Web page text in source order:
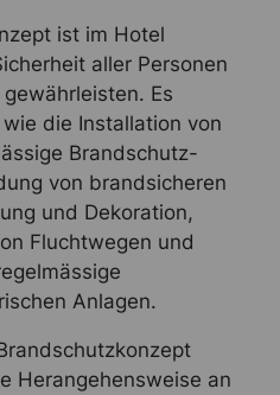
ist im Hotel
aller Personen
Es
die Installation von
Brandschutz-
von brandsicheren
und Dekoration,
Fluchtwegen und
Anlagen.
Herangehensweise an